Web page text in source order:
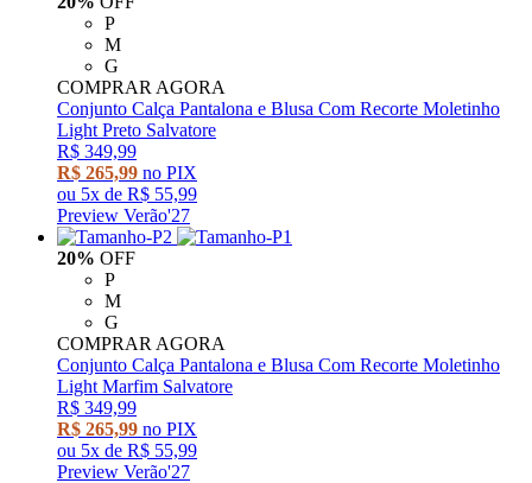
P
M
G
COMPRAR AGORA
Conjunto Calça Pantalona e Blusa Com Recorte Moletinho
Light Preto Salvatore
R$ 349,99
R$ 265,99 no PIX
ou 5x de R$ 55,99
Preview Verão'27
20% OFF
P
M
G
COMPRAR AGORA
Conjunto Calça Pantalona e Blusa Com Recorte Moletinho
Light Marfim Salvatore
R$ 349,99
R$ 265,99 no PIX
ou 5x de R$ 55,99
Preview Verão'27